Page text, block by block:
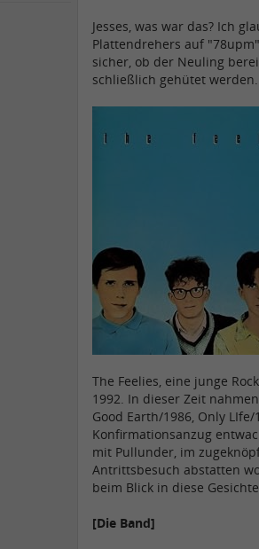
Jesses, was war das? Ich
Plattendrehers auf
sicher, ob der Neuling
schließlich gehütet werden.
The Feelies, eine junge
1992. In dieser Zeit
Good Earth/1986, Only
Konfirmationsanzug
mit Pullunder, im
Antrittsbesuch abstatten
beim Blick in diese
[Die Band]